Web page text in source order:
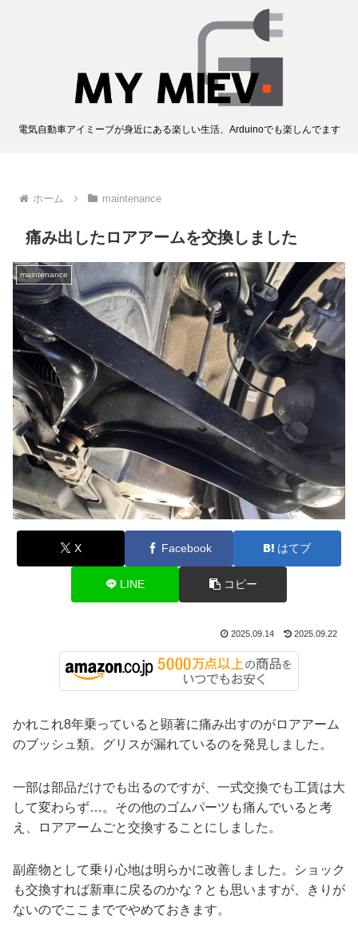
電気自動車アイミーブが身近にある楽しい生活、Arduinoでも楽しんでます
ホーム maintenance
痛み出したロアアームを交換しました
maintenance
X Facebook はてブ
LINE コピー
2025.09.14 2025.09.22
かれこれ8年乗っていると顕著に痛み出すのがロアアーム
のブッシュ類。グリスが漏れているのを発見しました。
一部は部品だけでも出るのですが、一式交換でも工賃は大
して変わらず…。その他のゴムパーツも痛んでいると考
え、ロアアームごと交換することにしました。
副産物として乗り心地は明らかに改善しました。ショック
も交換すれば新車に戻るのかな？とも思いますが、きりが
ないのでここまででやめておきます。